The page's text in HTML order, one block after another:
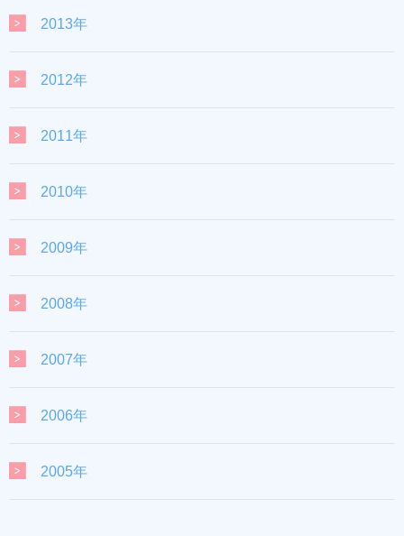
2013年
2012年
2011年
2010年
2009年
2008年
2007年
2006年
2005年